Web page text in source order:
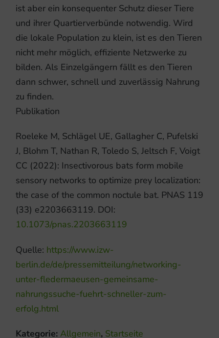
ist aber ein konsequenter Schutz dieser Tiere
und ihrer Quartierverbünde notwendig. Wird
die lokale Population zu klein, ist es den Tieren
nicht mehr möglich, effiziente Netzwerke zu
bilden. Als Einzelgängern fällt es den Tieren
dann schwer, schnell und zuverlässig Nahrung
zu finden.
Publikation
Roeleke M, Schlägel UE, Gallagher C, Pufelski
J, Blohm T, Nathan R, Toledo S, Jeltsch F, Voigt
CC (2022): Insectivorous bats form mobile
sensory networks to optimize prey localization:
the case of the common noctule bat. PNAS 119
(33) e2203663119. DOI:
10.1073/pnas.2203663119
Quelle: https://www.izw-
berlin.de/de/pressemitteilung/networking-
unter-fledermaeusen-gemeinsame-
nahrungssuche-fuehrt-schneller-zum-
erfolg.html
Kategorie: Allgemein, Startseite